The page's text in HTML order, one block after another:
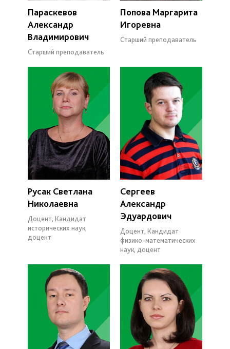
Параскевов
Александр
Владимирович
Старший преподаватель
Попова Маргарита
Игоревна
Старший преподаватель
Русак Светлана
Николаевна
Доцент, Кандидат
исторических наук,
доцент
Сергеев
Александр
Эдуардович
Доцент, Кандидат
физико-математических
наук, доцент